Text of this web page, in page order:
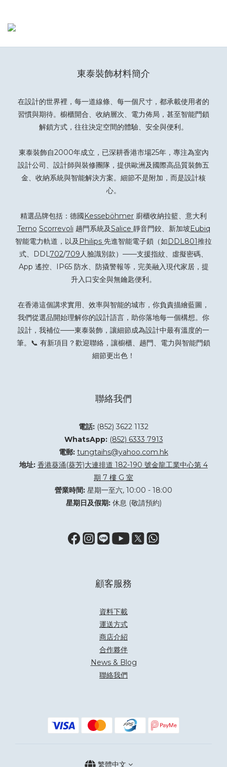
東泰裝飾材料簡介
在設計的世界裡，每一道線條、每一個尺寸，都承載使用者的
習慣與期待。櫥櫃開合、收納層次、電力佈局，甚至智能門鎖
解鎖方式，往往決定空間的體驗、安全與便利。
東泰裝飾自2000年成立，已深耕香港市場25年，專注為室內
設計公司、設計師與裝修團隊，提供歐洲及國際高品質裝飾五
金、收納系統與智能解決方案。細節不是附加，而是設計核
心。
精選品牌包括：德國 Kesseböhmer 廚櫃收納拉籃、意大利
Terno Scorrevoli 趟門系統及Salice 靜音門鉸、新加坡 Eubiq
智能電力軌道，以及 Philips 先進智能電子鎖（如 DDL801推拉
式、DDL702/709人臉識別款）——支援指紋、虛擬密碼、
App 遙控、IP65 防水、防撬警報等，完美融入現代家居，提
升入口安全與無鑰匙便利。
在香港這個講求實用、效率與智能的城市，你負責描繪藍圖，
我們從選品開始理解你的設計語言，助你落地每一個構想。你
設計，我補位——東泰裝飾，讓細節成為設計中最有溫度的一
筆。📞 有新項目？歡迎聯絡 ，讓櫥櫃、趟門、電力與智能門鎖
細節更出色！
聯絡我們
電話: (852) 3622 1132
WhatsApp: (852) 6333 7913
電郵: tungtaihs@yahoo.com.hk
地址: 香港葵涌(葵芳)大連排道 182-190 號金龍工業中心第 4
期 7 樓 G 室
營業時間: 星期一至六, 10:00 - 18:00
星期日及假期:休息 (敬請預約)
顧客服務
資料下載
運送方式
商店介紹
合作夥伴
News & Blog
聯絡我們
繁體中文